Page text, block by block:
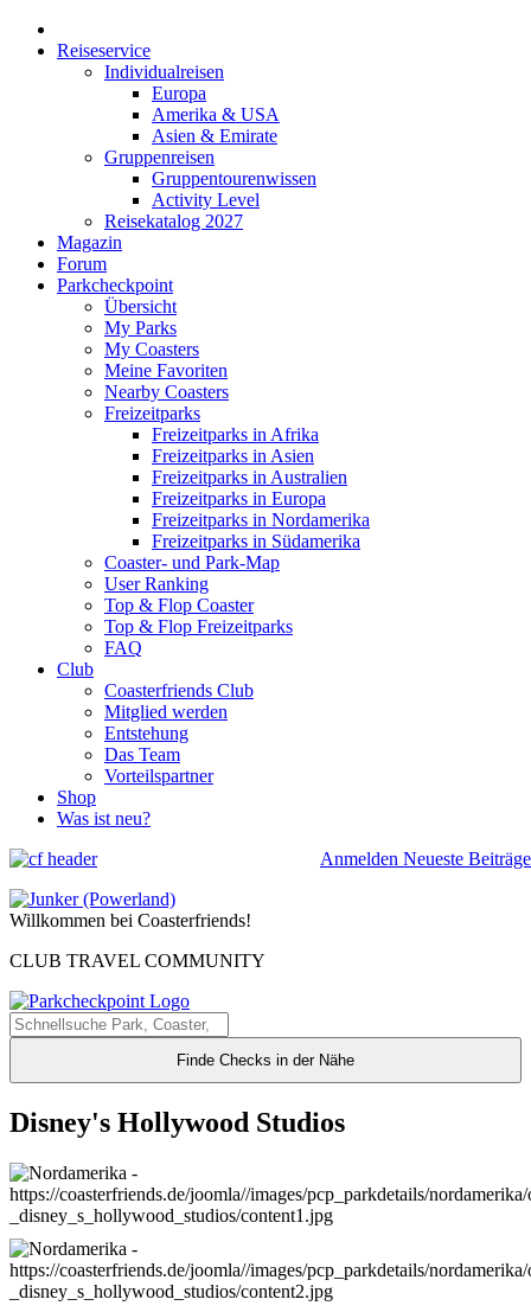
Reiseservice
Individualreisen
Europa
Amerika & USA
Asien & Emirate
Gruppenreisen
Gruppentourenwissen
Activity Level
Reisekatalog 2027
Magazin
Forum
Parkcheckpoint
Übersicht
My Parks
My Coasters
Meine Favoriten
Nearby Coasters
Freizeitparks
Freizeitparks in Afrika
Freizeitparks in Asien
Freizeitparks in Australien
Freizeitparks in Europa
Freizeitparks in Nordamerika
Freizeitparks in Südamerika
Coaster- und Park-Map
User Ranking
Top & Flop Coaster
Top & Flop Freizeitparks
FAQ
Club
Coasterfriends Club
Mitglied werden
Entstehung
Das Team
Vorteilspartner
Shop
Was ist neu?
Anmelden Neueste Beiträge
Willkommen bei Coasterfriends!
CLUB TRAVEL COMMUNITY
Finde Checks in der Nähe
Disney's Hollywood Studios